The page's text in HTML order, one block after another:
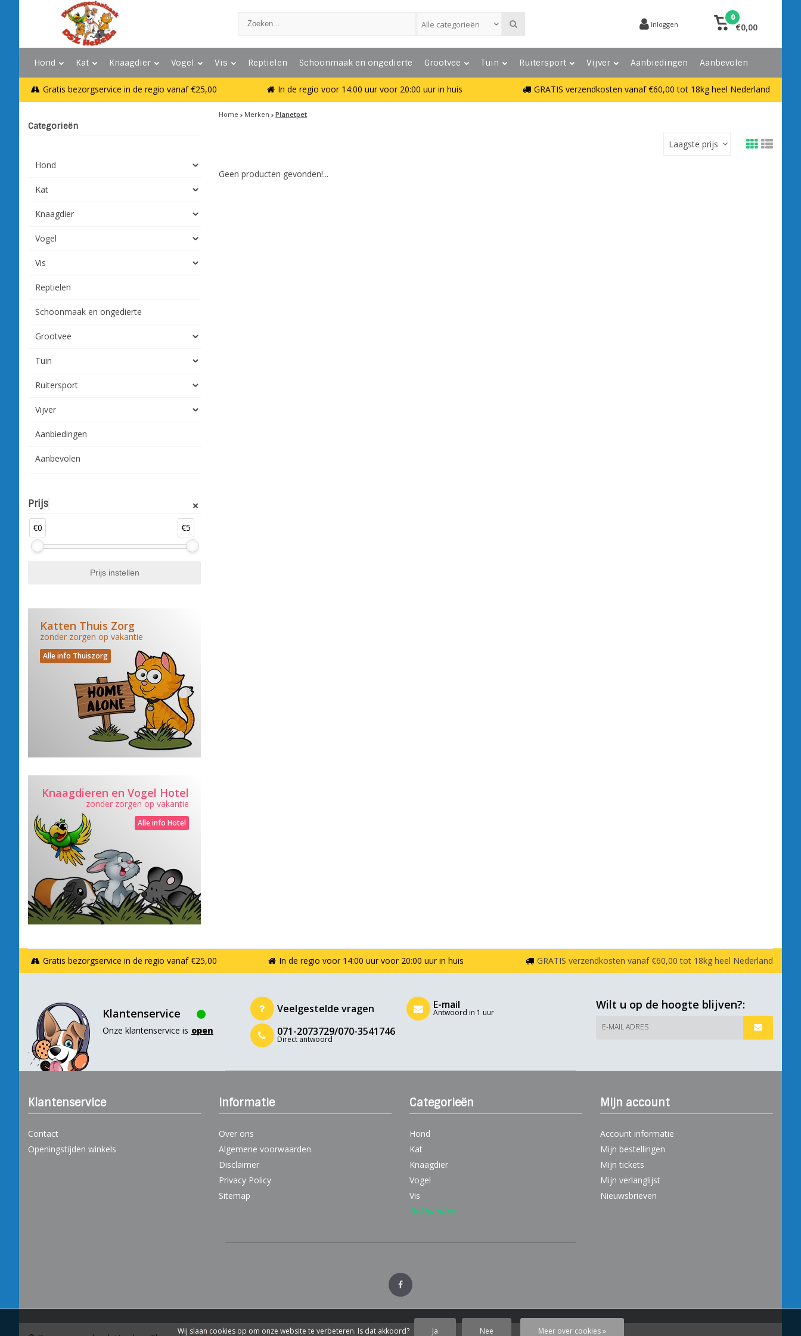
Alle categorieën Inloggen
0
€0,00
Hond Kat Knaagdier Vogel Vis Reptielen Schoonmaak en ongedierte Grootvee Tuin Ruitersport Vijver Aanbiedingen Aanbevolen
Gratis bezorgservice in de regio vanaf €25,00 In de regio voor 14:00 uur voor 20:00 uur in huis GRATIS verzendkosten vanaf €60,00 tot 18kg heel Nederland
Categorieën
Hond
Kat
Knaagdier
Vogel
Vis
Reptielen
Schoonmaak en ongedierte
Grootvee
Tuin
Ruitersport
Vijver
Aanbiedingen
Aanbevolen
Prijs
€0 €5
Katten Thuis Zorg
zonder zorgen op vakantie
Alle info Thuiszorg
Knaagdieren en Vogel Hotel
zonder zorgen op vakantie
Alle info Hotel
Home Merken Planetpet
Laagste prijs
Geen producten gevonden!...
Gratis bezorgservice in de regio vanaf €25,00 In de regio voor 14:00 uur voor 20:00 uur in huis GRATIS verzendkosten vanaf €60,00 tot 18kg heel Nederland
Klantenservice
Onze klantenservice is open
Veelgestelde vragen
071-2073729/070-3541746
Direct antwoord
E-mail
Antwoord in 1 uur
Wilt u op de hoogte blijven?:
E-MAIL ADRES
Klantenservice
Contact
Openingstijden winkels
Informatie
Over ons
Algemene voorwaarden
Disclaimer
Privacy Policy
Sitemap
Categorieën
Hond
Kat
Knaagdier
Vogel
Vis
Bekijk alles
Mijn account
Account informatie
Mijn bestellingen
Mijn tickets
Mijn verlanglijst
Nieuwsbrieven
Wij slaan cookies op om onze website te verbeteren. Is dat akkoord? Ja Nee Meer over cookies »